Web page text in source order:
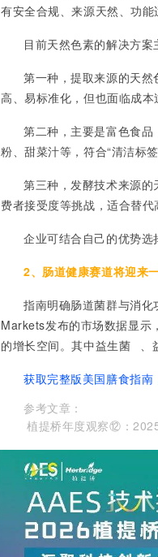
有安全合规、来源天然、功
目前天然色素的解决方案
第一种，提取来源的天然
高、易标准化，但也面临成本
第二种，主要是富色食
粉、甜菜汁等，符合“清洁标
第三种，发酵技术来源
费者接受度等挑战，适合替代
企业可结合自己的优势选
2、肠道健康赛道将迎来
指南明确肠道菌群与消
Markets发布的市场数据显示
的增长空间。其中益生菌 、
获取完整版美国膳食指南
参考文章：
植提桥年度观察⑫：